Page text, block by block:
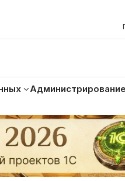
Администрирование